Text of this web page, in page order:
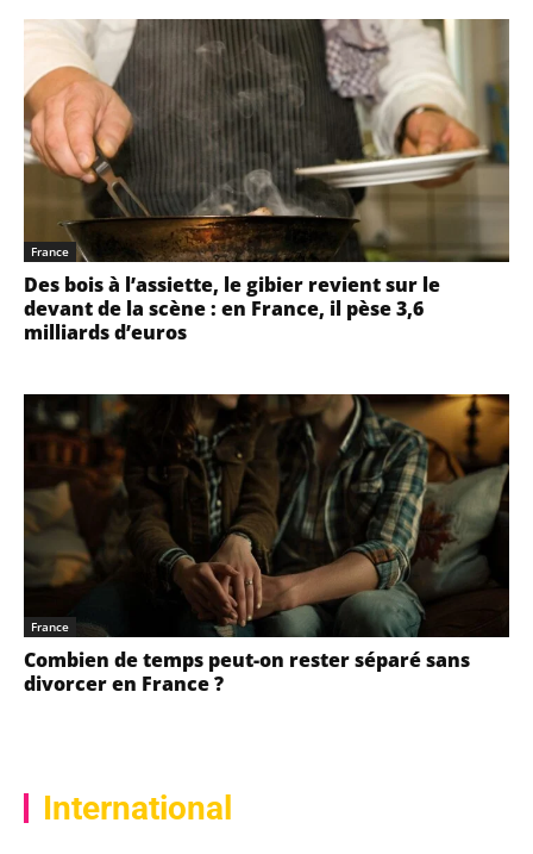
France
Des bois à l’assiette, le gibier revient sur le
devant de la scène : en France, il pèse 3,6
milliards d’euros
France
Combien de temps peut-on rester séparé sans
divorcer en France ?
International